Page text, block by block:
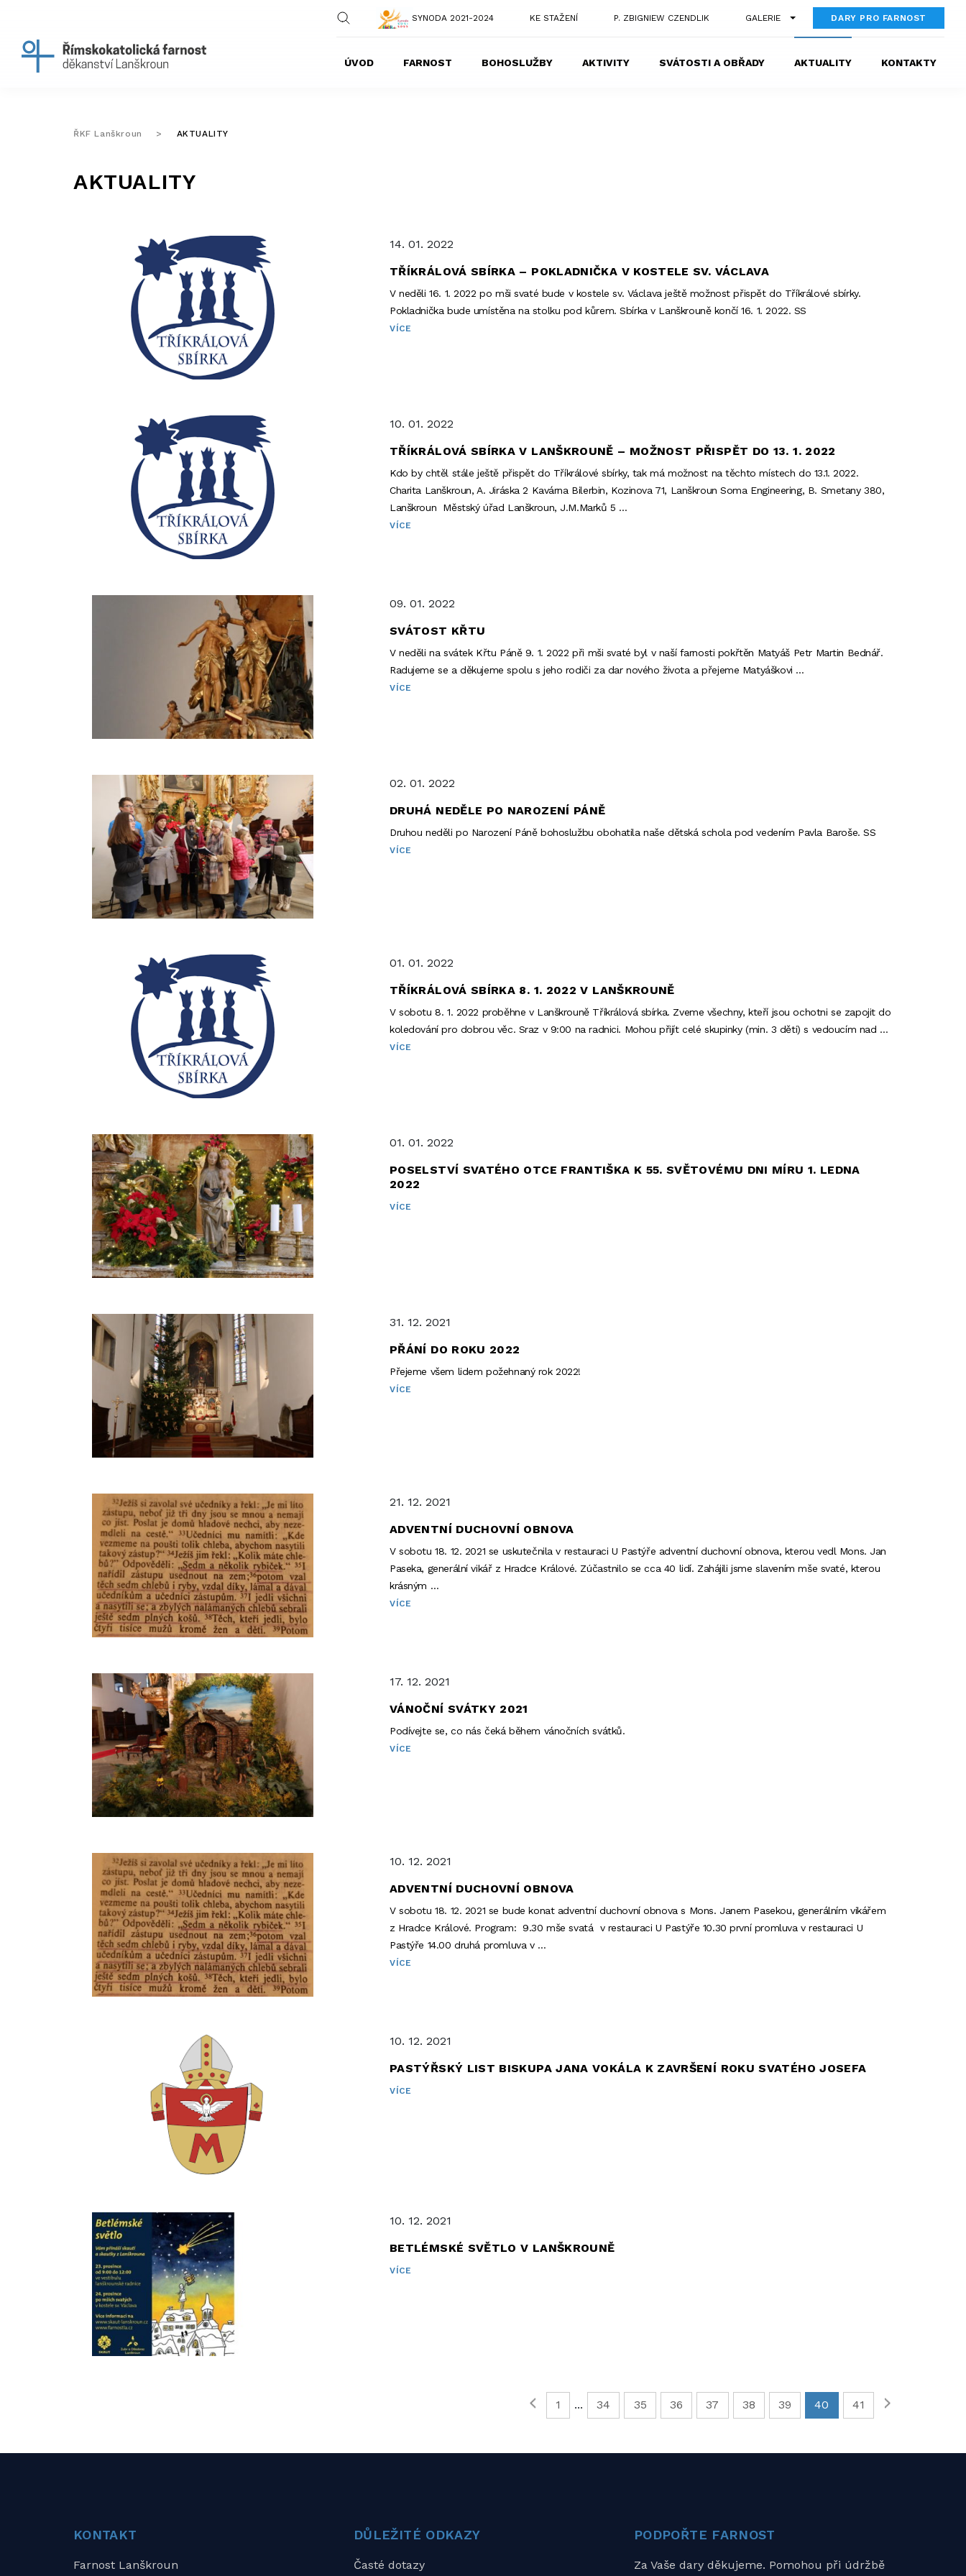
SYNODA 2021-2024 KE STAŽENÍ P. ZBIGNIEW CZENDLIK GALERIE DARY PRO FARNOST
ÚVOD FARNOST BOHOSLUŽBY AKTIVITY SVÁTOSTI A OBŘADY AKTUALITY KONTAKTY
ŘKF Lanškroun > AKTUALITY
AKTUALITY
14. 01. 2022
TŘÍKRÁLOVÁ SBÍRKA – POKLADNIČKA V KOSTELE SV. VÁCLAVA
V neděli 16. 1. 2022 po mši svaté bude v kostele sv. Václava ještě možnost přispět do Tříkrálové sbírky.
Pokladnička bude umístěna na stolku pod kůrem. Sbírka v Lanškrouně končí 16. 1. 2022. SS
VÍCE
10. 01. 2022
TŘÍKRÁLOVÁ SBÍRKA V LANŠKROUNĚ – MOŽNOST PŘISPĚT DO 13. 1. 2022
Kdo by chtěl stále ještě přispět do Tříkrálové sbírky, tak má možnost na těchto místech do 13.1. 2022.
Charita Lanškroun, A. Jiráska 2 Kavárna Bilerbin, Kozinova 71, Lanškroun Soma Engineering, B. Smetany 380,
Lanškroun Městský úřad Lanškroun, J.M.Marků 5 …
VÍCE
09. 01. 2022
SVÁTOST KŘTU
V neděli na svátek Křtu Páně 9. 1. 2022 při mši svaté byl v naší farnosti pokřtěn Matyáš Petr Martin Bednář.
Radujeme se a děkujeme spolu s jeho rodiči za dar nového života a přejeme Matyáškovi …
VÍCE
02. 01. 2022
DRUHÁ NEDĚLE PO NAROZENÍ PÁNĚ
Druhou neděli po Narození Páně bohoslužbu obohatila naše dětská schola pod vedením Pavla Baroše. SS
VÍCE
01. 01. 2022
TŘÍKRÁLOVÁ SBÍRKA 8. 1. 2022 V LANŠKROUNĚ
V sobotu 8. 1. 2022 proběhne v Lanškrouně Tříkrálová sbírka. Zveme všechny, kteří jsou ochotni se zapojit do
koledování pro dobrou věc. Sraz v 9:00 na radnici. Mohou přijít celé skupinky (min. 3 děti) s vedoucím nad …
VÍCE
01. 01. 2022
POSELSTVÍ SVATÉHO OTCE FRANTIŠKA K 55. SVĚTOVÉMU DNI MÍRU 1. LEDNA
2022
VÍCE
31. 12. 2021
PŘÁNÍ DO ROKU 2022
Přejeme všem lidem požehnaný rok 2022!
VÍCE
21. 12. 2021
ADVENTNÍ DUCHOVNÍ OBNOVA
V sobotu 18. 12. 2021 se uskutečnila v restauraci U Pastýře adventní duchovní obnova, kterou vedl Mons. Jan
Paseka, generální vikář z Hradce Králové. Zúčastnilo se cca 40 lidí. Zahájili jsme slavením mše svaté, kterou
krásným …
VÍCE
17. 12. 2021
VÁNOČNÍ SVÁTKY 2021
Podívejte se, co nás čeká během vánočních svátků.
VÍCE
10. 12. 2021
ADVENTNÍ DUCHOVNÍ OBNOVA
V sobotu 18. 12. 2021 se bude konat adventní duchovní obnova s Mons. Janem Pasekou, generálním vikářem
z Hradce Králové. Program: 9.30 mše svatá v restauraci U Pastýře 10.30 první promluva v restauraci U
Pastýře 14.00 druhá promluva v …
VÍCE
10. 12. 2021
PASTÝŘSKÝ LIST BISKUPA JANA VOKÁLA K ZAVRŠENÍ ROKU SVATÉHO JOSEFA
VÍCE
10. 12. 2021
BETLÉMSKÉ SVĚTLO V LANŠKROUNĚ
VÍCE
STRÁNKY:
1 ... 34 35 36 37 38 39 40 41
KONTAKT
Farnost Lanškroun
DŮLEŽITÉ ODKAZY
Časté dotazy
PODPOŘTE FARNOST
Za Vaše dary děkujeme. Pomohou při údržbě